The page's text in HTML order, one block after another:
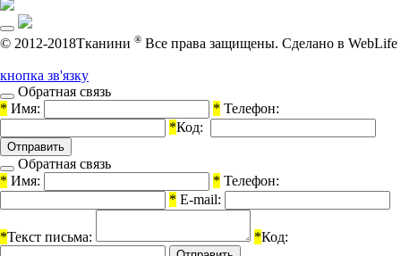
© 2012-2018Тканини ® Все права защищены. Cделано в WebLife
кнопка зв'язку
Обратная связь
* Имя: * Телефон:
*Код:
Обратная связь
* Имя: * Телефон:
* E-mail:
*Текст письма: *Код: